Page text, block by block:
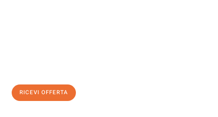
RICEVI OFFERTA